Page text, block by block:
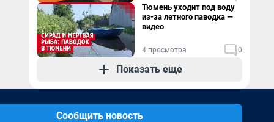
Тюмень уходит под воду
из-за летного паводка —
видео
4 просмотра 0
Показать еще
Сообщить новость